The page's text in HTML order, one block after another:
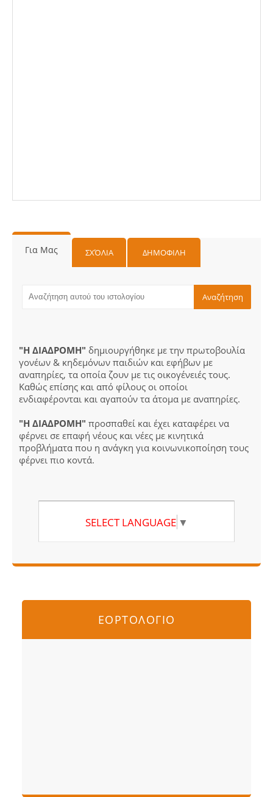
Για Μας ΣΧΌΛΙΑ ΔΗΜΟΦΙΛΗ
"Η ΔΙΑΔΡΟΜΗ" δημιουργήθηκε με την πρωτοβουλία
γονέων & κηδεμόνων παιδιών και εφήβων με
αναπηρίες, τα οποία ζουν με τις οικογένειές τους.
Καθώς επίσης και από φίλους οι οποίοι
ενδιαφέρονται και αγαπούν τα άτομα με αναπηρίες.
"Η ΔΙΑΔΡΟΜΗ" προσπαθεί και έχει καταφέρει να
φέρνει σε επαφή νέους και νέες με κινητικά
προβλήματα που η ανάγκη για κοινωνικοποίηση τους
φέρνει πιο κοντά.
SELECT LANGUAGE ▼
ΕΟΡΤΟΛΟΓΙΟ